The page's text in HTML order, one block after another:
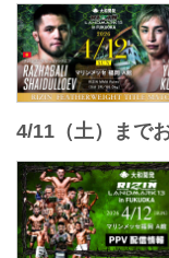
4/11（土）まで